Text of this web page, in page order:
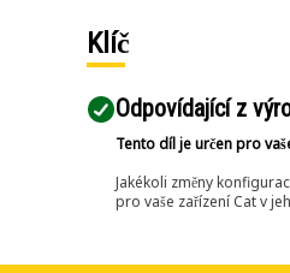
Klíč
Odpovídající z
Tento díl je určen pro
Jakékoli změny
pro vaše zařízení Cat v